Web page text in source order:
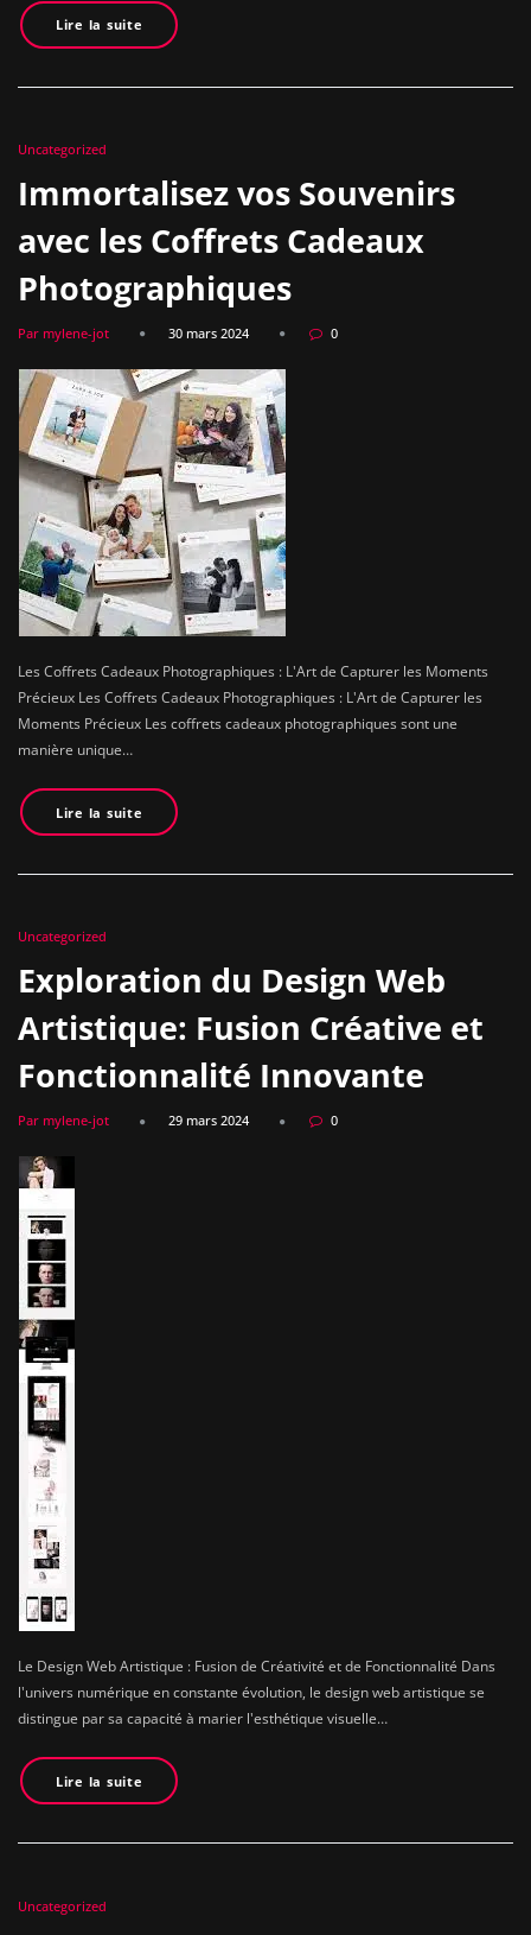
Lire la suite
Uncategorized
Immortalisez vos Souvenirs
avec les Coffrets Cadeaux
Photographiques
Par mylene-jot 30 mars 2024 0
Les Coffrets Cadeaux Photographiques : L'Art de Capturer les Moments
Précieux Les Coffrets Cadeaux Photographiques : L'Art de Capturer les
Moments Précieux Les coffrets cadeaux photographiques sont une
manière unique…
Lire la suite
Uncategorized
Exploration du Design Web
Artistique: Fusion Créative et
Fonctionnalité Innovante
Par mylene-jot 29 mars 2024 0
Le Design Web Artistique : Fusion de Créativité et de Fonctionnalité Dans
l'univers numérique en constante évolution, le design web artistique se
distingue par sa capacité à marier l'esthétique visuelle…
Lire la suite
Uncategorized